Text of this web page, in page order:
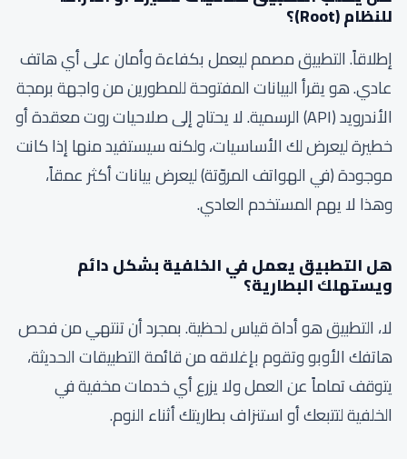
للنظام (Root)؟
إطلاقاً. التطبيق مصمم ليعمل بكفاءة وأمان على أي هاتف
عادي. هو يقرأ البيانات المفتوحة للمطورين من واجهة برمجة
الأندرويد (API) الرسمية. لا يحتاج إلى صلاحيات روت معقدة أو
خطيرة ليعرض لك الأساسيات، ولكنه سيستفيد منها إذا كانت
موجودة (في الهواتف المروّتة) ليعرض بيانات أكثر عمقاً،
وهذا لا يهم المستخدم العادي.
هل التطبيق يعمل في الخلفية بشكل دائم
ويستهلك البطارية؟
لا، التطبيق هو أداة قياس لحظية. بمجرد أن تنتهي من فحص
هاتفك الأوبو وتقوم بإغلاقه من قائمة التطبيقات الحديثة،
يتوقف تماماً عن العمل ولا يزرع أي خدمات مخفية في
الخلفية لتتبعك أو استنزاف بطاريتك أثناء النوم.